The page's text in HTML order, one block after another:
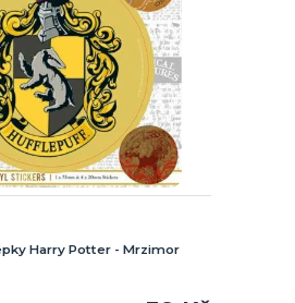
Harry Potter - Mrzimor